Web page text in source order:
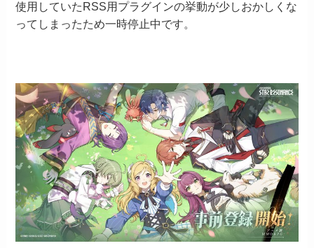
使用していたRSS用プラグインの挙動が少しおかしくな
ってしまったため一時停止中です。